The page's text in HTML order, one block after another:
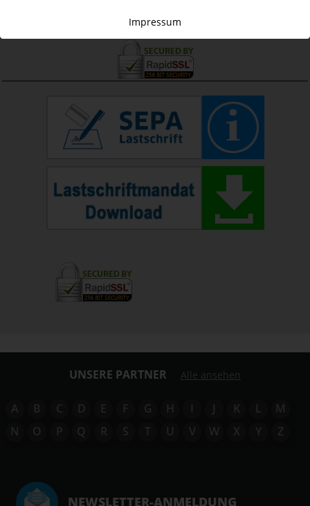
Impressum
UNSERE PARTNER Alle ansehen
A B C D E F G H I J K L
M
N
O P Q R S T U V W X Y Z
NEWSLETTER-ANMELDUNG